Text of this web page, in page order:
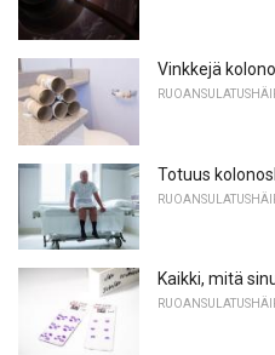
Vinkkejä
Totuus
Kaikki, mitä